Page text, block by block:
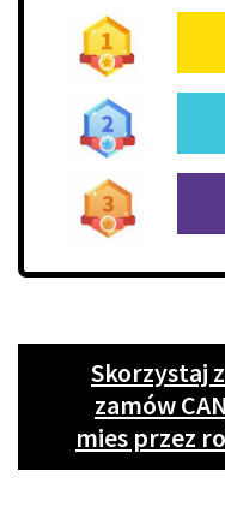
Skorzystaj
zamów
mies przez